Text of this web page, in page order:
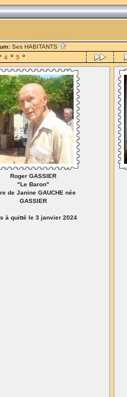
Ses HABITANTS
4 5
Roger GASSIER
"Le Baron"
de Janine GAUCHE née
GASSIER
à quitté le 3 janvier 2024